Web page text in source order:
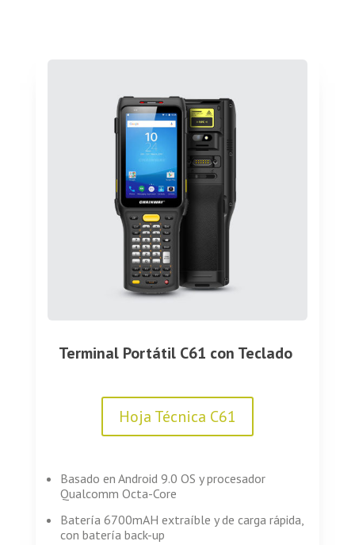
Terminal Portátil C61 con Teclado
Hoja Técnica C61
Basado en Android 9.0 OS y procesador
Qualcomm Octa-Core
Batería 6700mAH extraíble y de carga rápida,
con batería back-up